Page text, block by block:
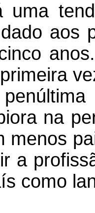
uma
aos
na
menos
a
como